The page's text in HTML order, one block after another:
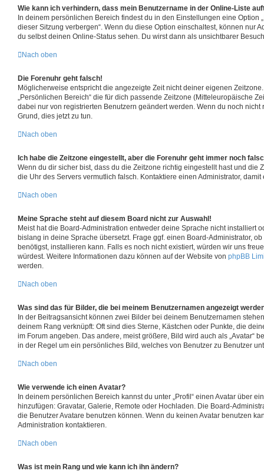
Wie kann ich verhindern, dass mein Benutzername in der Online-Liste
In deinem persönlichen Bereich findest du in den Einstellungen eine Option
dieser Sitzung verbergen“. Wenn du diese Option einschaltest, können nur
du selbst deinen Online-Status sehen. Du wirst dann als unsichtbarer
Nach oben
Die Forenuhr geht falsch!
Möglicherweise entspricht die angezeigte Zeit nicht deiner eigenen
„Persönlichen Bereich“ die für dich passende Zeitzone (Mitteleuropäische
dabei nur von registrierten Benutzern geändert werden. Wenn du noch nicht
Grund, dies jetzt zu tun.
Nach oben
Ich habe die Zeitzone eingestellt, aber die Forenuhr geht immer noch
Wenn du dir sicher bist, dass du die Zeitzone richtig eingestellt hast und die
die Uhr des Servers vermutlich falsch. Kontaktiere einen Administrator,
Nach oben
Meine Sprache steht auf diesem Board nicht zur Auswahl!
Meist hat die Board-Administration entweder deine Sprache nicht installiert
bislang in deine Sprache übersetzt. Frage ggf. einen Board-Administrator,
benötigst, installieren kann. Falls es noch nicht existiert, würden wir uns
würdest. Weitere Informationen dazu können auf der Website von phpBB
werden.
Nach oben
Was sind das für Bilder, die bei meinem Benutzernamen angezeigt
In der Beitragsansicht können zwei Bilder bei deinem Benutzernamen
deinem Rang verknüpft: Oft sind dies Sterne, Kästchen oder Punkte, die
im Forum angeben. Das andere, meist größere, Bild wird auch als „Avatar“
in der Regel um ein persönliches Bild, welches von Benutzer zu Benutzer
Nach oben
Wie verwende ich einen Avatar?
In deinem persönlichen Bereich kannst du unter „Profil“ einen Avatar über
hinzufügen: Gravatar, Galerie, Remote oder Hochladen. Die Board-
die Benutzer Avatare benutzen können. Wenn du keinen Avatar benutzen
Administration kontaktieren.
Nach oben
Was ist mein Rang und wie kann ich ihn ändern?